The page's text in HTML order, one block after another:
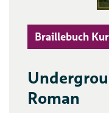
Braillebuch
Roman